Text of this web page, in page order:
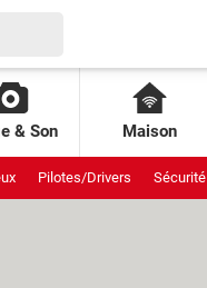
& Son Maison
Pilotes/Drivers Sécurité